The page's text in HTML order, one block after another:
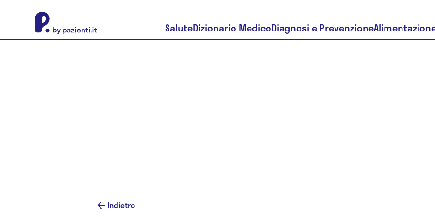
SaluteDizionario MedicoDiagnosi e Prevenzione
Indietro